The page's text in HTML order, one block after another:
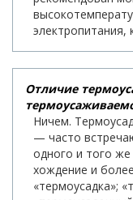
электропитания,
Отличие
Ничем.
— часто
одного и того
хождение и
«термоусадка»;